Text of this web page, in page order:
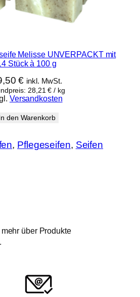
Melisse UNVERPACKT mit
Stück à 100 g
€ inkl. MwSt.
28,21€ / kg
Versandkosten
den Warenkorb
, Pflegeseifen, Seifen
über Produkte